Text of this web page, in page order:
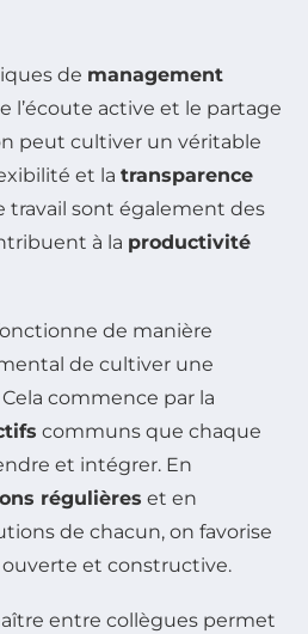
de management
l’écoute active et le partage
peut cultiver un véritable
et la transparence
travail sont également des
à la productivité
de manière
de cultiver une
commence par la
communs que chaque
et intégrer. En
régulières et en
de chacun, on favorise
ouverte et constructive.
entre collègues permet